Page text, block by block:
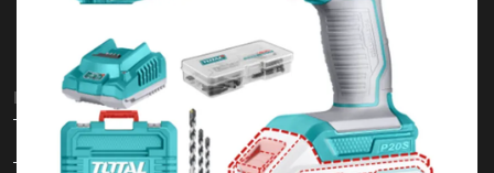
Máy bắn vít
Máy bắn vít Total